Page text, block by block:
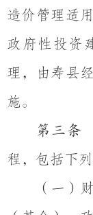
造价管理适
政府性投资
理，由寿县
施。
第三条
程，包括下
（一）